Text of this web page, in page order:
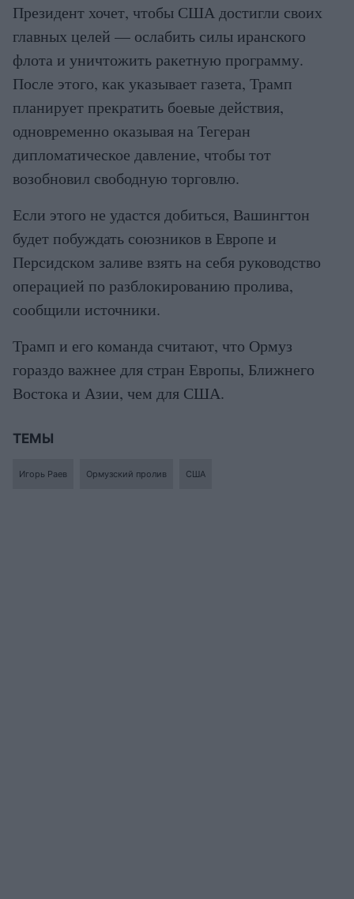
Президент хочет, чтобы США достигли своих
главных целей — ослабить силы иранского
флота и уничтожить ракетную программу.
После этого, как указывает газета, Трамп
планирует прекратить боевые действия,
одновременно оказывая на Тегеран
дипломатическое давление, чтобы тот
возобновил свободную торговлю.
Если этого не удастся добиться, Вашингтон
будет побуждать союзников в Европе и
Персидском заливе взять на себя руководство
операцией по разблокированию пролива,
сообщили источники.
Трамп и его команда считают, что Ормуз
гораздо важнее для стран Европы, Ближнего
Востока и Азии, чем для США.
ТЕМЫ
Игорь Раев Ормузский пролив США